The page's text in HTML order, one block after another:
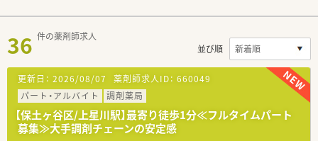
36 件の薬剤師求人
並び順
更新日： 2026/08/07 薬剤師求人ID： 660049
パート・アルバイト
調剤薬局
【保土ヶ谷区/上星川駅】最寄り徒歩1分≪フルタイムパート
募集≫大手調剤チェーンの安定感